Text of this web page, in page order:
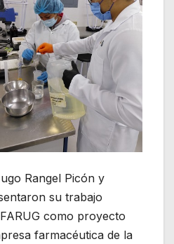
Rangel Picón y
su trabajo
como proyecto
farmacéutica de la